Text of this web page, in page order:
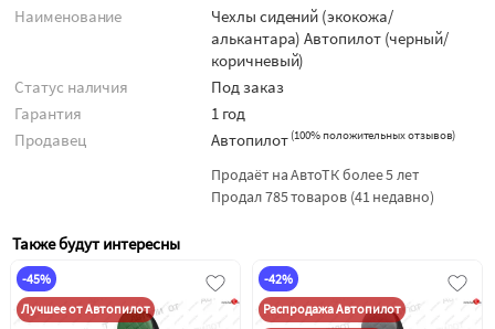
Наименование
Чехлы сидений (экокожа/
алькантара) Автопилот (черный/
коричневый)
Статус наличия
Под заказ
Гарантия
1 год
Продавец
Автопилот (100% положительных отзывов)
Продаёт на АвтоТК более 5 лет
Продал 785 товаров (41 недавно)
Также будут интересны
-45%
Лучшее от Автопилот
-42%
Распродажа Автопилот